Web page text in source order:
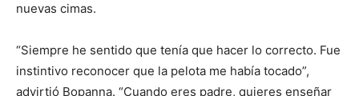
nuevas cimas.
“Siempre he sentido que tenía que hacer lo correcto. Fue
instintivo reconocer que la pelota me había tocado”,
advirtió Bopanna. “Cuando eres padre, quieres enseñar